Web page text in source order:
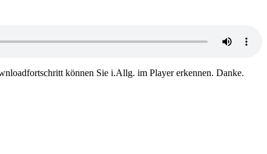
können Sie i.Allg. im Player erkennen. Danke.